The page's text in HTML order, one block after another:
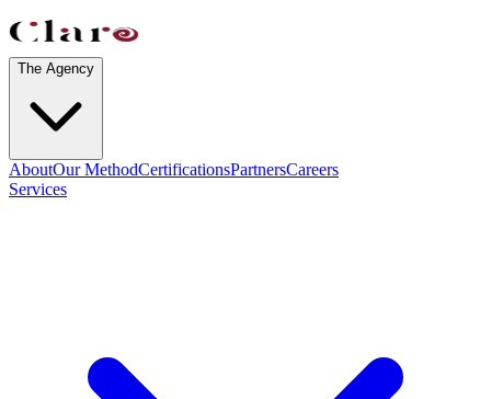
The Agency
AboutOur MethodCertificationsPartnersCareers
Services